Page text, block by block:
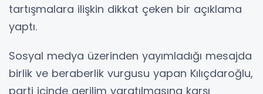
tartışmalara ilişkin dikkat çeken bir açıklama
yaptı.
Sosyal medya üzerinden yayımladığı mesajda
birlik ve beraberlik vurgusu yapan Kılıçdaroğlu,
parti içinde gerilim yaratılmasına karşı